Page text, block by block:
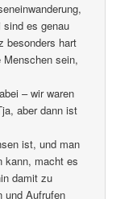
es genau
besonders hart
Menschen sein,
– wir waren
aber dann ist
ist, und man
kann, macht es
damit zu
und Aufrufen